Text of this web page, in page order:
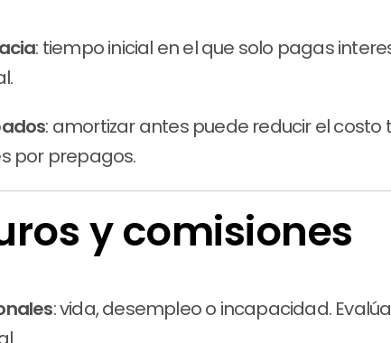
: tiempo inicial en el que solo pagas
: amortizar antes puede reducir el costo
por prepagos.
y comisiones
: vida, desempleo o incapacidad.